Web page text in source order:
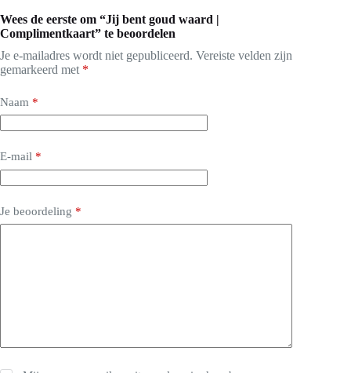
Wees de eerste om “Jij bent goud waard |
Complimentkaart” te beoordelen
Je e-mailadres wordt niet gepubliceerd. Vereiste velden zijn
gemarkeerd met *
Naam *
E-mail *
Je beoordeling *